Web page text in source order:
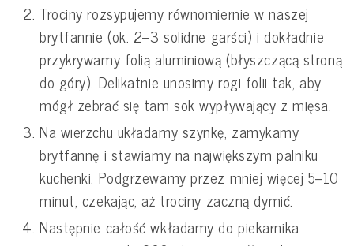
Trociny rozsypujemy równomiernie w naszej
brytfannie (ok. 2–3 solidne garści) i dokładnie
przykrywamy folią aluminiową (błyszczącą stroną
do góry). Delikatnie unosimy rogi folii tak, aby
mógł zebrać się tam sok wypływający z mięsa.
Na wierzchu układamy szynkę, zamykamy
brytfannę i stawiamy na największym palniku
kuchenki. Podgrzewamy przez mniej więcej 5–10
minut, czekając, aż trociny zaczną dymić.
Następnie całość wkładamy do piekarnika